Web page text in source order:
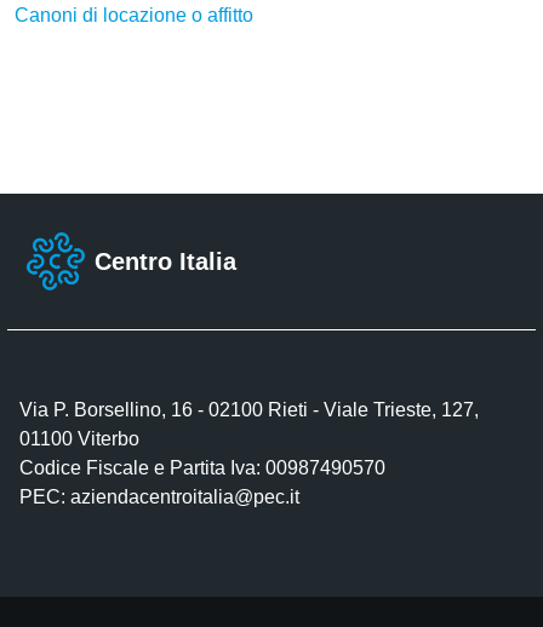
Canoni di locazione o affitto
Centro Italia
Via P. Borsellino, 16 - 02100 Rieti - Viale Trieste, 127,
01100 Viterbo
Codice Fiscale e Partita Iva: 00987490570
PEC: aziendacentroitalia@pec.it